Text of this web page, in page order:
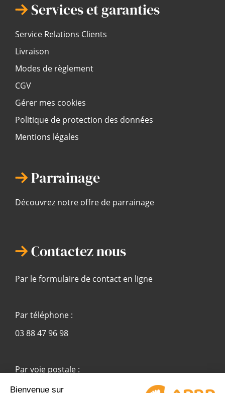
Services et garanties
Service Relations Clients
Livraison
Modes de règlement
CGV
Gérer mes cookies
Politique de protection des données
Mentions légales
Parrainage
Découvrez notre offre de parrainage
Contactez nous
Par le formulaire de contact en ligne
Par téléphone :
03 88 47 96 98
Par voie postale :
APBP